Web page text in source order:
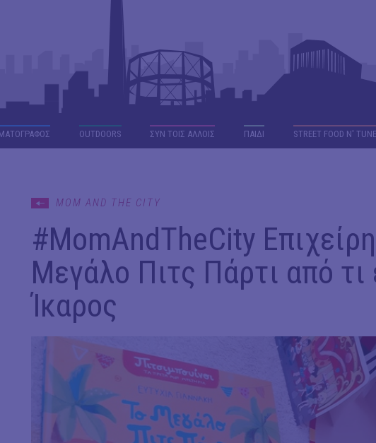
OUTDΟORS ΣΥΝ ΤΟΙΣ ΑΛΛΟΙΣ ΠΑΙΔΙ STREET FOOD N'
MOM AND THE CITY
#MomAndTheCity
Μεγάλο Πιτς Πάρτι από τι
Ίκαρος